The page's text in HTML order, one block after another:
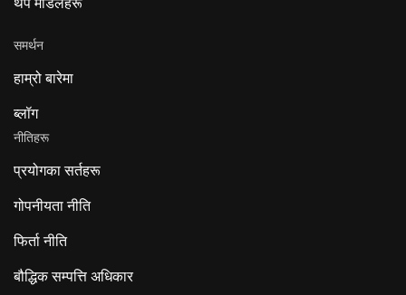
समर्थन
हाम्रो बारेमा
ब्लॉग
नीतिहरू
प्रयोगका सर्तहरू
गोपनीयता नीति
फिर्ता नीति
बौद्धिक सम्पत्ति अधिकार